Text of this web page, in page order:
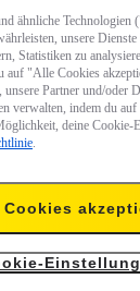
ähnliche Technologien
unsere
Statistiken zu
auf "Alle Cookies
Partner und/oder
verwalten, indem du
deine Cookie-
.